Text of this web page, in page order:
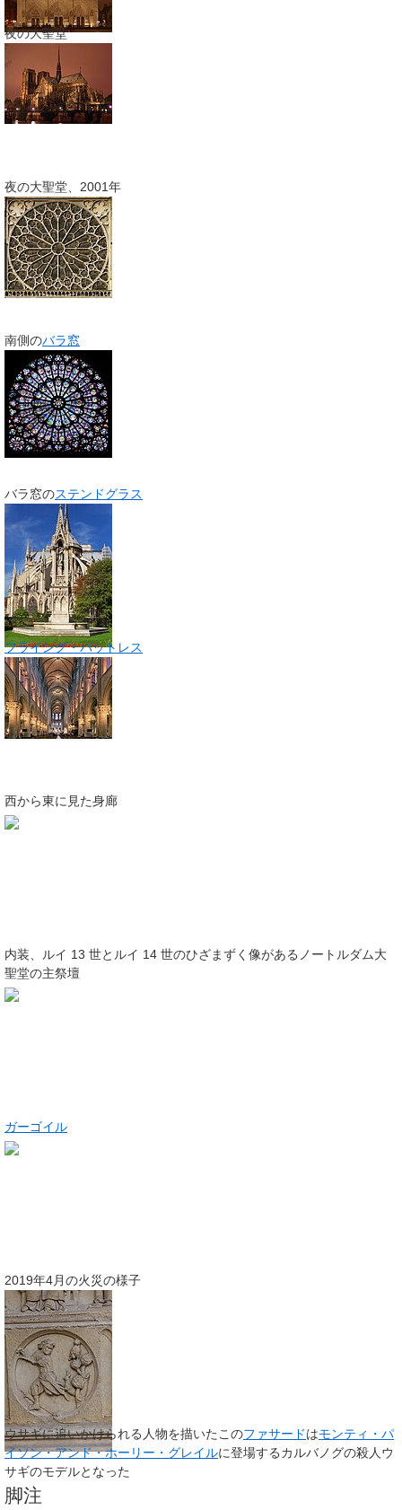
夜の大聖堂
夜の大聖堂、2001年
南側のバラ窓
バラ窓のステンドグラス
フライング・バットレス
西から東に見た身廊
内装、ルイ 13 世とルイ 14 世のひざまずく像があるノートルダム大
聖堂の主祭壇
ガーゴイル
2019年4月の火災の様子
ウサギに追いかけられる人物を描いたこのファサードはモンティ・パ
イソン・アンド・ホーリー・グレイルに登場するカルバノグの殺人ウ
サギのモデルとなった
脚注